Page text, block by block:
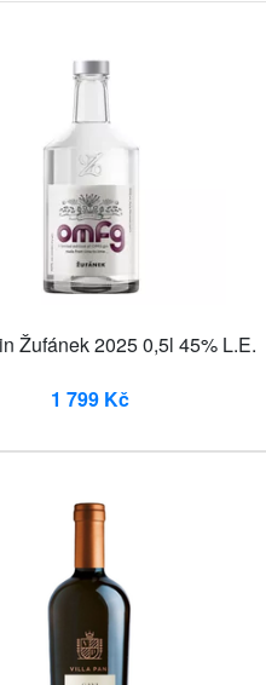
Žufánek 2025 0,5l 45% L.E.
1 799 Kč